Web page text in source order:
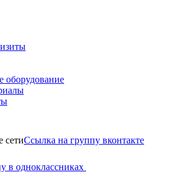
оборудование
сетиСсылка на группу вконтакте
в одноклассниках